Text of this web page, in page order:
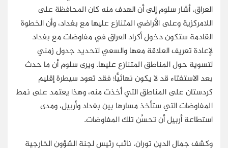
العراق، أشار سلوم إلى أن الهدف منه كان المحافظة على
اللامركزية وعلى الأراضي المتنازع عليها مع بغداد، وأن الخطوة
القادمة ستكون دخول أكراد العراق في مفاوضات مع بغداد
لإعادة تعريف العلاقة معها والسعي لتحديد جدول زمني
لتسوية حول المناطق المتنازع عليها. ويرى سلوم أن ما حدث
بعد الاستفتاء قد لا يكون نهائيًّا؛ فقد تعود سيطرة إقليم
كردستان على المناطق التي أُخذت منه، وهذا يعتمد على نمط
المفاوضات التي ستأخذ مسارها بين بغداد وأربيل، ومدى
استطاعة أربيل أن تحسِّن تلك المفاوضات.
وكشف جمال الدين توران، نائب رئيس لجنة الشؤون الخارجية